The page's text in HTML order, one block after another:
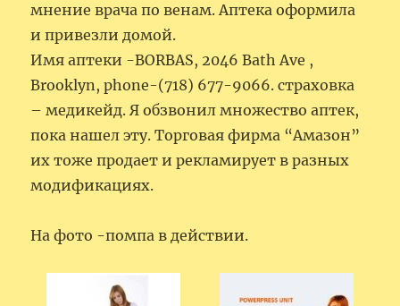
мнение врача по венам. Аптека оформила
и привезли домой.
Имя аптеки -BORBAS, 2046 Bath Ave ,
Brooklyn, phone-(718) 677-9066. страховка
– медикейд. Я обзвонил множество аптек,
пока нашел эту. Торговая фирма “Амазон”
их тоже продает и рекламирует в разных
модификациях.
На фото -помпа в действии.